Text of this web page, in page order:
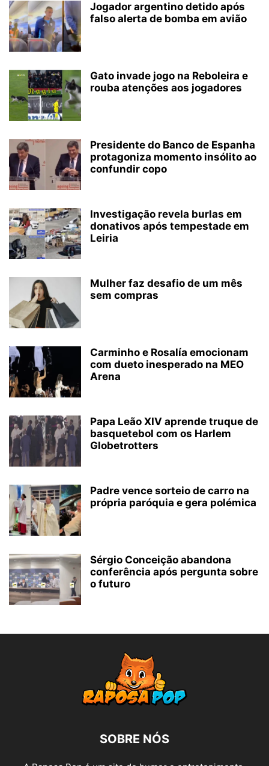
Jogador argentino detido após
falso alerta de bomba em avião
Gato invade jogo na Reboleira e
rouba atenções aos jogadores
Presidente do Banco de Espanha
protagoniza momento insólito ao
confundir copo
Investigação revela burlas em
donativos após tempestade em
Leiria
Mulher faz desafio de um mês
sem compras
Carminho e Rosalía emocionam
com dueto inesperado na MEO
Arena
Papa Leão XIV aprende truque de
basquetebol com os Harlem
Globetrotters
Padre vence sorteio de carro na
própria paróquia e gera polémica
Sérgio Conceição abandona
conferência após pergunta sobre
o futuro
SOBRE NÓS